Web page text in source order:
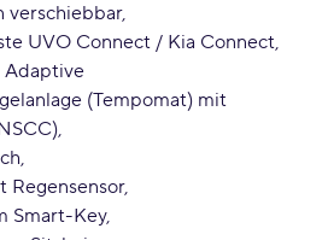
verschiebbar
UVO Connect / Kia Connect
Adaptive
(Tempomat) mit
Regensensor
Smart-Key